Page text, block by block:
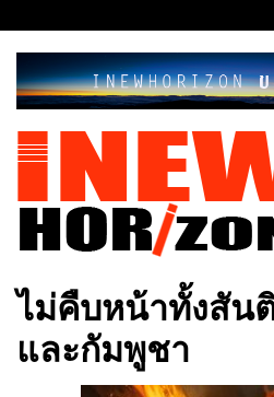
to
content
INEWHORIZON
ไม่คืบหน้าทั้งสัน
และกัมพูชา